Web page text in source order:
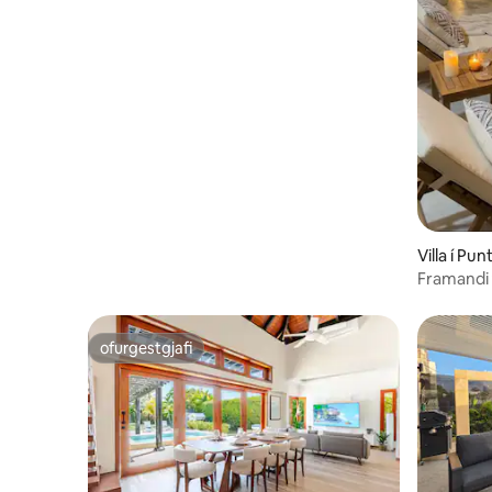
Villa í
ofurgestgjafi
ofurgestgjafi